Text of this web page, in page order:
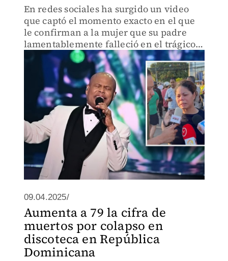
En redes sociales ha surgido un video
que captó el momento exacto en el que
le confirman a la mujer que su padre
lamentablemente falleció en el trágico
accidente en República Dominicana.
09.04.2025/
Aumenta a 79 la cifra de
muertos por colapso en
discoteca en República
Dominicana